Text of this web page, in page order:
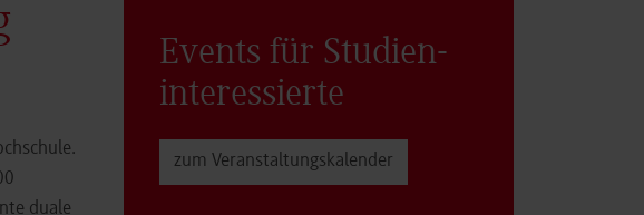
duale
Events für Studien­
interessierte
zum Veranstaltungs­kalender